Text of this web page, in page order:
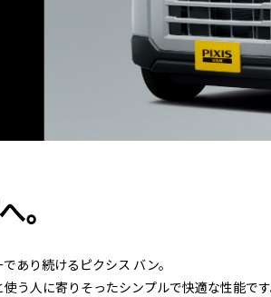
。
あり続けるピクシス バン。
う人に寄りそったシンプルで快適な性能です